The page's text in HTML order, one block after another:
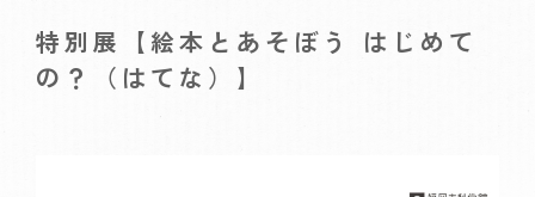
特別展【絵本とあそぼう はじめて
の？（はてな）】